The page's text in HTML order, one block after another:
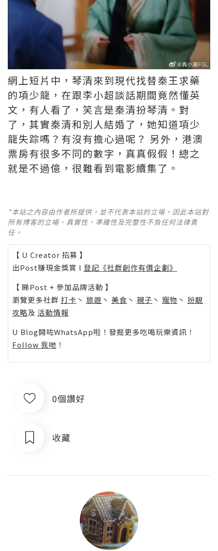
網上短片中，琴清來到現代找替秦王求藥
的項少龍，在跟李小超談話期間竟然懂英
文，有人看了，笑言是秦清扮琴清。對
了，其實秦清和別人結婚了，她知道項少
龍失踪嗎？有沒有擔心過呢？ ​​​另外，港澳
票房有很多不同的數字，真真假假！總之
就是不過億，很難看到電影續集了。 ​​​
*本站之內容由作者所提供，並不代表本站的立場。因此本站對
所有博客的立場、真實性、準確性及完整性不負任何法律責
任。
【 U Creator 招募 】
出Post賺現金獎賞 l 登記《社群創作有價企劃》
【 睇Post + 參加品牌活動 】
瀏覽更多社群 打卡 丶 旅遊 丶 美食 丶 親子 丶 寵物 丶 扮靚
攻略及 活動情報
U Blog開咗WhatsApp啦！發掘更多吃喝玩樂資訊！
Follow 我哋 ！
0個讚好
收藏